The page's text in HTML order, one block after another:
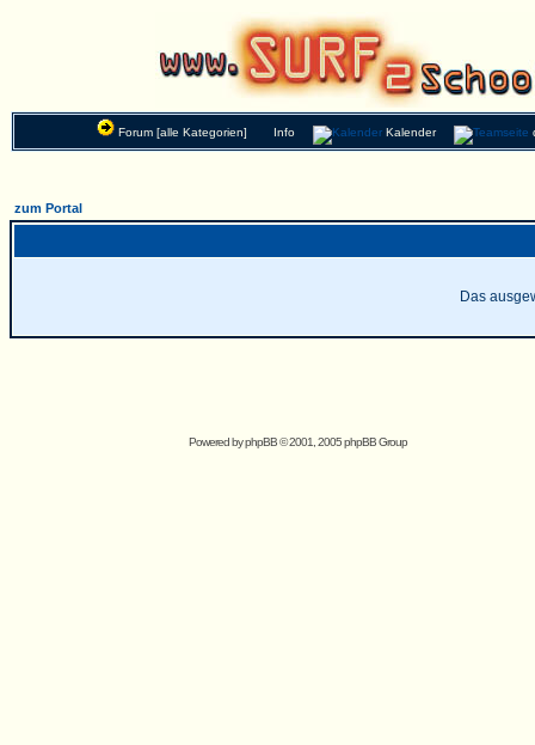
Forum [alle Kategorien] Info Kalender
zum Portal
Das
Powered byphpBB© 2001, 2005 phpBB Group